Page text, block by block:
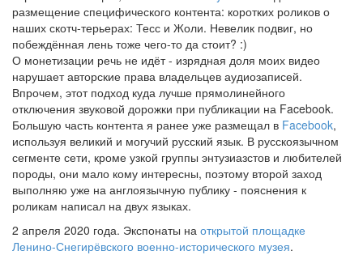
размещение специфического контента: коротких роликов о
наших скотч-терьерах: Тесс и Жоли. Невелик подвиг, но
побеждённая лень тоже чего-то да стоит? :)
О монетизации речь не идёт - изрядная доля моих видео
нарушает авторские права владельцев аудиозаписей.
Впрочем, этот подход куда лучше прямолинейного
отключения звуковой дорожки при публикации на Facebook.
Большую часть контента я ранее уже размещал в Facebook,
используя великий и могучий русский язык. В русскоязычном
сегменте сети, кроме узкой группы энтузиазстов и любителей
породы, они мало кому интересны, поэтому второй заход
выполняю уже на англоязычную публику - пояснения к
роликам написал на двух языках.
2 апреля 2020 года. Экспонаты на открытой площадке
Ленино-Снегирёвского военно-исторического музея.